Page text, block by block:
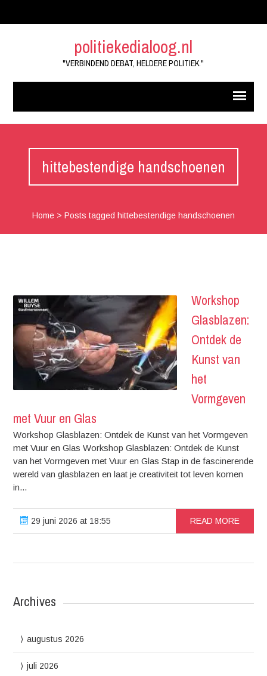
politiekedialoog.nl
"VERBINDEND DEBAT, HELDERE POLITIEK."
hittebestendige handschoenen
Home> Posts tagged hittebestendige handschoenen
Workshop
Glasblazen:
Ontdek de
Kunst van
het
Vormgeven
met Vuur en Glas
Workshop Glasblazen: Ontdek de Kunst van het Vormgeven
met Vuur en Glas Workshop Glasblazen: Ontdek de Kunst
van het Vormgeven met Vuur en Glas Stap in de fascinerende
wereld van glasblazen en laat je creativiteit tot leven komen
in...
29 juni 2026 at 18:55 READ MORE
Archives
augustus 2026
juli 2026